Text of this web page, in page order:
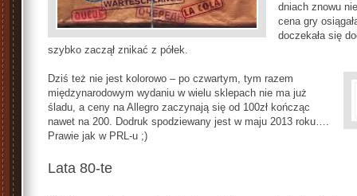
dniach znowu
cena gry
doczekała się
szybko zaczął znikać z półek.
Dziś też nie jest kolorowo – po czwartym, tym razem
międzynarodowym wydaniu w wielu sklepach nie ma już
śladu, a ceny na Allegro zaczynają się od 100zł kończąc
nawet na 200. Dodruk spodziewany jest w maju 2013 roku….
Prawie jak w PRL-u ;)
Lata 80-te